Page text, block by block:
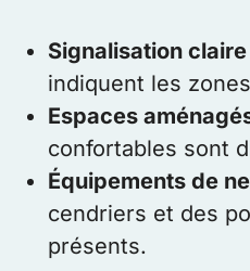
Signalisation claire
indiquent les
Espaces
confortables sont
Équipements de
cendriers et des
présents.